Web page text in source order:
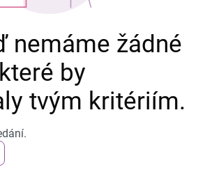
nemáme žádné
by
tvým kritériím.